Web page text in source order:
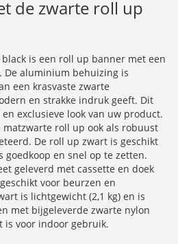
de zwarte roll up
is een roll up banner met een
De aluminium behuizing is
een krasvaste zwarte
en strakke indruk geeft. Dit
exclusieve look van uw product.
roll up ook als robuust
De roll up zwart is geschikt
goedkoop en snel op te zetten.
geleverd met cassette en doek
voor beurzen en
is lichtgewicht (2,1 kg) en is
met bijgeleverde zwarte nylon
is voor indoor gebruik.